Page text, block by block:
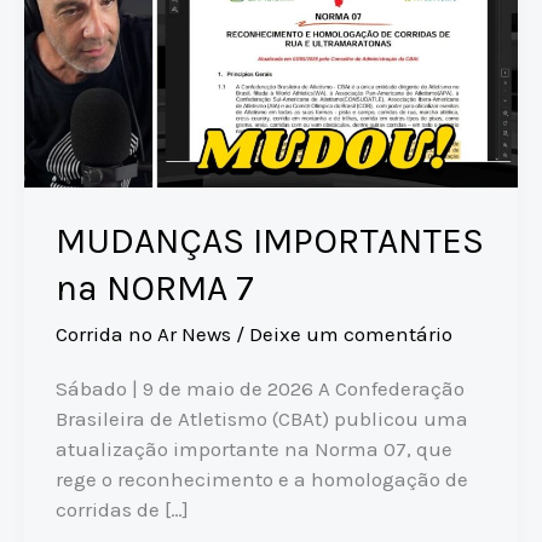
MUDANÇAS IMPORTANTES
na NORMA 7
Corrida no Ar News / Deixe um comentário
Sábado | 9 de maio de 2026 A Confederação
Brasileira de Atletismo (CBAt) publicou uma
atualização importante na Norma 07, que
rege o reconhecimento e a homologação de
corridas de […]